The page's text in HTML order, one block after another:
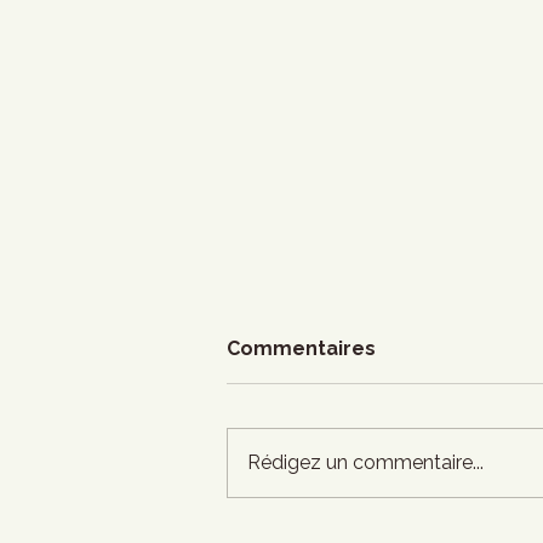
Commentaires
Rédigez un commentaire...